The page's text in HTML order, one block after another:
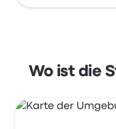
Sie sich den
Wo ist die